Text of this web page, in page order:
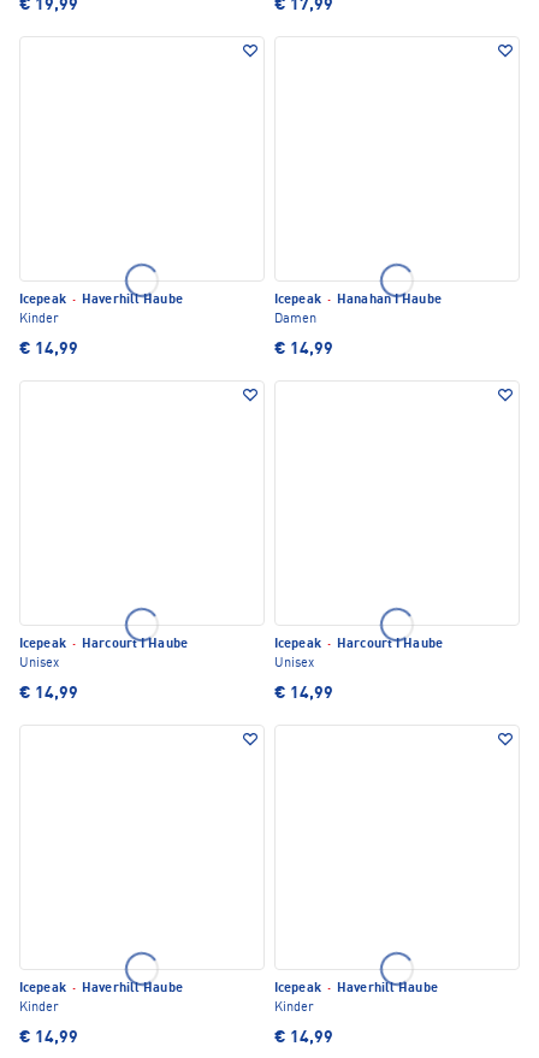
€ 19,99 € 17,99
Icepeak · Haverhill Haube
Kinder
€ 14,99
Icepeak · Hanahan I Haube
Damen
€ 14,99
Icepeak · Harcourt I Haube
Unisex
€ 14,99
Icepeak · Harcourt I Haube
Unisex
€ 14,99
Icepeak · Haverhill Haube
Kinder
€ 14,99
Icepeak · Haverhill Haube
Kinder
€ 14,99